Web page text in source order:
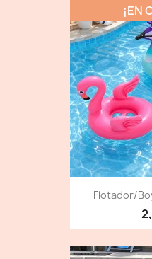
Flotador/
¡EN